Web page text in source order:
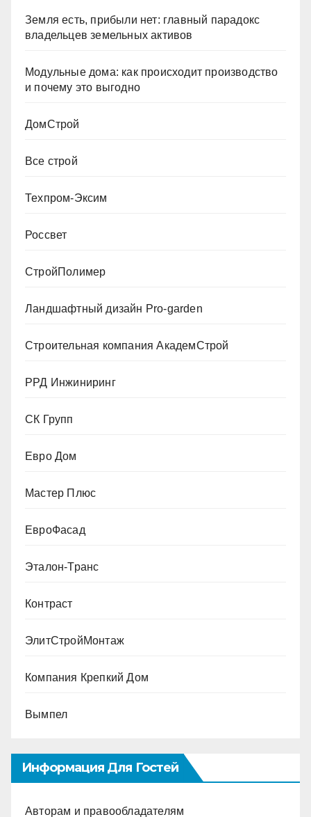
Земля есть, прибыли нет: главный парадокс
владельцев земельных активов
Модульные дома: как происходит производство
и почему это выгодно
ДомСтрой
Все строй
Техпром-Эксим
Россвет
СтройПолимер
Ландшафтный дизайн Pro-garden
Строительная компания АкадемСтрой
РРД Инжиниринг
СК Групп
Евро Дом
Мастер Плюс
ЕвроФасад
Эталон-Транс
Контраст
ЭлитСтройМонтаж
Компания Крепкий Дом
Вымпел
Информация Для Гостей
Авторам и правообладателям